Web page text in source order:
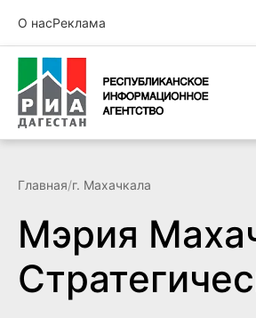
О насРеклама
Главная/г. Махачкала
Мэрия